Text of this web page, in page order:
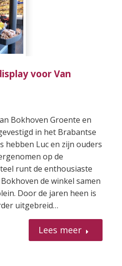
voor Van
Bokhoven Groente en
in het Brabantse
hebben Luc en zijn ouders
op de
runt de enthousiaste
de winkel samen
Door de jaren heen is
uitgebreid…
Lees meer